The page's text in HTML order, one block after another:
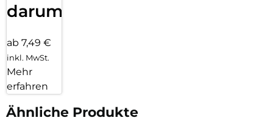
darum!
ab 7,49 €
inkl. MwSt.
Mehr
erfahren
Ähnliche Produkte